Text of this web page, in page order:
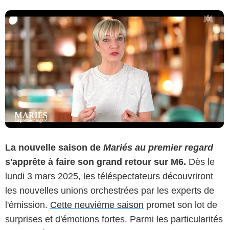
La nouvelle saison de Mariés au premier regard
s'apprête à faire son grand retour sur M6. Dès le
lundi 3 mars 2025, les téléspectateurs découvriront
les nouvelles unions orchestrées par les experts de
l'émission. Cette neuvième saison promet son lot de
surprises et d'émotions fortes. Parmi les particularités